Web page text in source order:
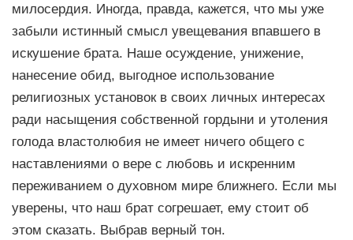
милосердия. Иногда, правда, кажется, что мы уже
забыли истинный смысл увещевания впавшего в
искушение брата. Наше осуждение, унижение,
нанесение обид, выгодное использование
религиозных установок в своих личных интересах
ради насыщения собственной гордыни и утоления
голода властолюбия не имеет ничего общего с
наставлениями о вере с любовь и искренним
переживанием о духовном мире ближнего. Если мы
уверены, что наш брат согрешает, ему стоит об
этом сказать. Выбрав верный тон.